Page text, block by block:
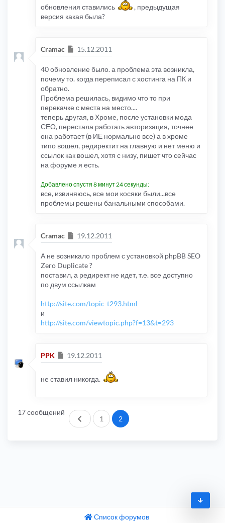
обновления ставились
, предыдущая
версия какая была?
Cramac Сообщение
15.12.2011
40 обновление было. а проблема эта возникла,
почему то. когда переписал с хостинга на ПК и
обратно.
Проблема решилась, видимо что то при
перекачке с места на место....
теперь другая, в Хроме, после установки мода
СЕО, перестала работать авторизация, точнее
она работает (в ИЕ нормально все) а в хроме
типо вошел, редиректит на главную и нет меню и
ссылок как вошел, хотя с низу, пишет что сейчас
на форуме я есть.
Добавлено спустя 8 минут 24 секунды:
все, извиняюсь, все мои косяки были...все
проблемы решены банальными способами.
Cramac Сообщение
19.12.2011
А не возникало проблем с установкой phpBB SEO
Zero Duplicate ?
поставил, а редирект не идет, т.е. все доступно
по двум ссылкам
http://site.com/topic-t293.html
и
http://site.com/viewtopic.php?f=13&t=293
PPK Сообщение
19.12.2011
не ставил никогда.
17 сообщений
Пред.1 2
Список форумов